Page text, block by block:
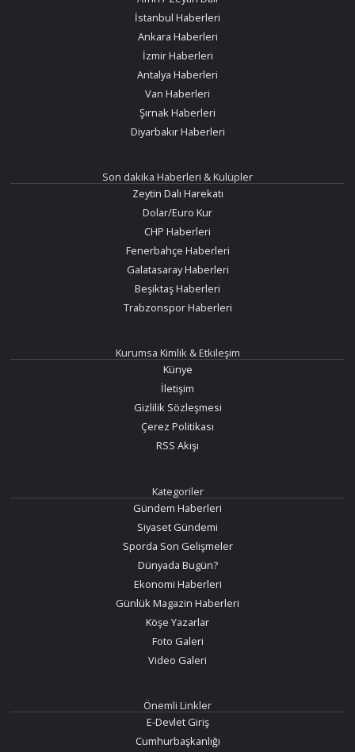
İstanbul Haberleri
Ankara Haberleri
İzmir Haberleri
Antalya Haberleri
Van Haberleri
Şırnak Haberleri
Diyarbakır Haberleri
Son dakika Haberleri & Kulüpler
Zeytin Dalı Harekatı
Dolar/Euro Kur
CHP Haberleri
Fenerbahçe Haberleri
Galatasaray Haberleri
Beşiktaş Haberleri
Trabzonspor Haberleri
Kurumsa Kimlik & Etkileşim
Künye
İletişim
Gizlilik Sözleşmesi
Çerez Politikası
RSS Akışı
Kategoriler
Gündem Haberleri
Siyaset Gündemi
Sporda Son Gelişmeler
Dünyada Bugün?
Ekonomi Haberleri
Günlük Magazin Haberleri
Köşe Yazarlar
Foto Galeri
Video Galeri
Önemli Linkler
E-Devlet Giriş
Cumhurbaşkanlığı